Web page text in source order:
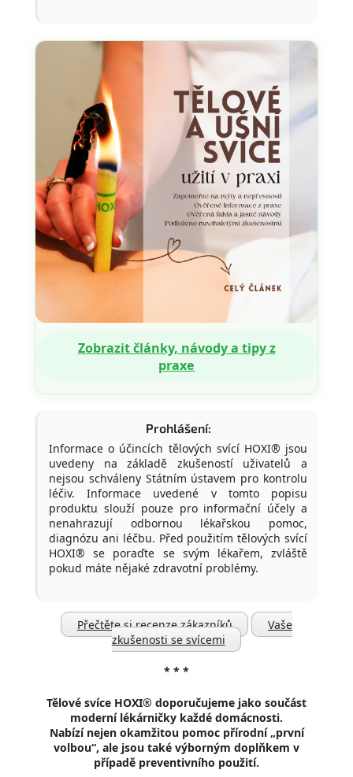
Zobrazit články, návody a tipy z
praxe
Prohlášení:
Informace o účincích tělových svící HOXI® jsou
uvedeny na základě zkušeností uživatelů a
nejsou schváleny Státním ústavem pro kontrolu
léčiv. Informace uvedené v tomto popisu
produktu slouží pouze pro informační účely a
nenahrazují odbornou lékařskou pomoc,
diagnózu ani léčbu. Před použitím tělových svící
HOXI® se poraďte se svým lékařem, zvláště
pokud máte nějaké zdravotní problémy.
Přečtěte si recenze zákazníků
Vaše
zkušenosti se svícemi
* * *
Tělové svíce HOXI® doporučujeme jako součást
moderní lékárničky každé domácnosti.
Nabízí nejen okamžitou pomoc přírodní „první
volbou“, ale jsou také výborným doplňkem v
případě preventivního použití.